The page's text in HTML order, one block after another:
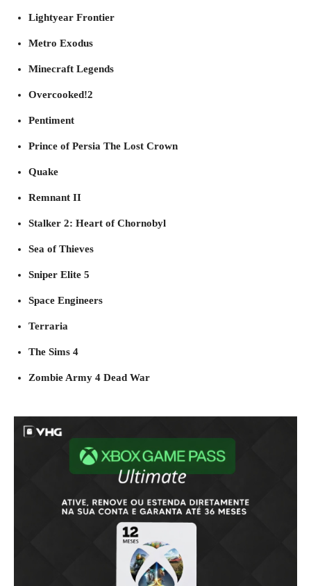
Lightyear Frontier
Metro Exodus
Minecraft Legends
Overcooked!2
Pentiment
Prince of Persia The Lost Crown
Quake
Remnant II
Stalker 2: Heart of Chornobyl
Sea of Thieves
Sniper Elite 5
Space Engineers
Terraria
The Sims 4
Zombie Army 4 Dead War